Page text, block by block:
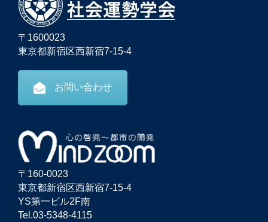
〒1600023
東京都新宿区西新宿7-15-4
お問い合わせ
〒160-0023
東京都新宿区西新宿7-15-4
YS第一ビル2F南
Tel.03-5348-4115